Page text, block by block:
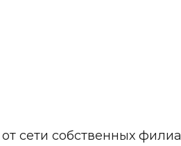
сети собственных